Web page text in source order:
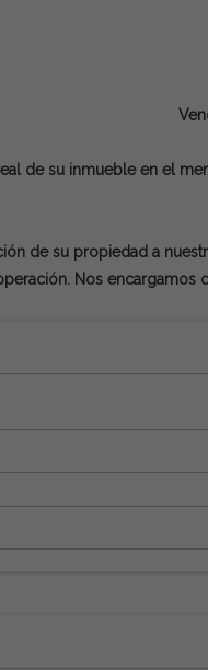
de su inmueble en el
de su propiedad a
Nos encargamos